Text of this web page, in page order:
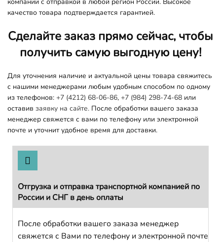
качество товара подтверждается гарантией.
Сделайте заказ прямо сейчас, чтобы
получить самую выгодную цену!
Для уточнения наличие и актуальной цены товара свяжитесь
с нашими менеджерами любым удобным способом по одному
из телефонов: +7 (4212) 68-06-86, +7 (984) 298-74-68 или
оставив заявку на сайте. После обработки вашего заказа
менеджер свяжется с вами по телефону или электронной
почте и уточнит удобное время для доставки.
Отгрузка и отправка транспортной компанией по
России и СНГ в день оплаты
После обработки вашего заказа менеджер
свяжется с Вами по телефону и электронной почте